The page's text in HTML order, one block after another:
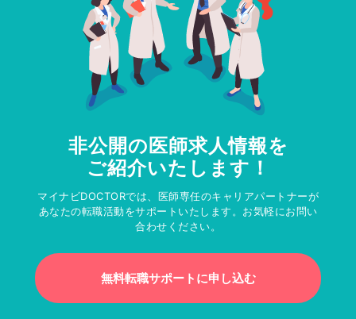
非公開の医師求人情報を
ご紹介いたします！
マイナビDOCTORでは、医師専任のキャリアパートナーが
あなたの転職活動をサポートいたします。お気軽にお問い
合わせください。
無料転職サポートに申し込む